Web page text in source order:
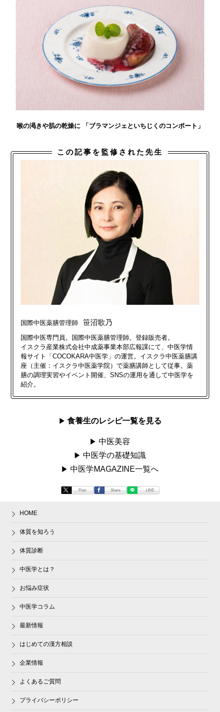
喉の渇きや肌の乾燥に 「ブラマンジェといちじくのコンポート」
この記事を監修された先生
国際中医薬膳管理師 笹沼歌乃
国際中医専門員。国際中医薬膳管理師。登録販売者。
イスクラ産業株式会社中成薬事業本部広報課にて、中医学情
報サイト「COCOKARA中医学」の運営。 イスクラ中医薬膳講
座（主催：イスクラ中医薬学院）で薬膳講師として従事。薬
膳の調理実習やイベント開催、SNSの運用を通して中医学を
紹介。​​
食養生のレシピ一覧を見る
中医美容
中医学の基礎知識
中医学MAGAZINE一覧へ
Post Share LINE
HOME
体質を知ろう
体質診断
中医学とは？
お悩み症状
中医学コラム
最新情報
はじめての漢方相談
企業情報
よくあるご質問
プライバシーポリシー